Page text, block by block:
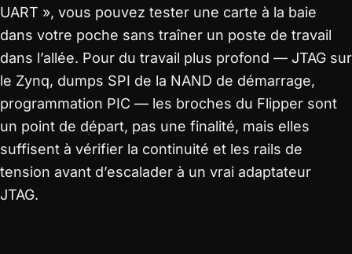
UART », vous pouvez tester une carte à la baie
dans votre poche sans traîner un poste de travail
dans l’allée. Pour du travail plus profond — JTAG sur
le Zynq, dumps SPI de la NAND de démarrage,
programmation PIC — les broches du Flipper sont
un point de départ, pas une finalité, mais elles
suffisent à vérifier la continuité et les rails de
tension avant d’escalader à un vrai adaptateur
JTAG.